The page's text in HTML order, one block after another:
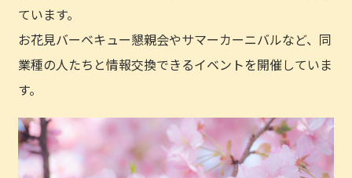
ています。
お花見バーベキュー懇親会やサマーカーニバルなど、同
業種の人たちと情報交換できるイベントを開催していま
す。